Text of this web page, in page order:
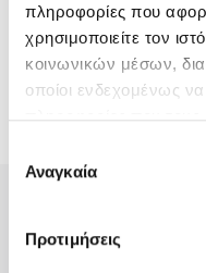
πληροφορίες που
χρησιμοποιείτε τον
κοινωνικών μέσων,
οποίοι ενδεχομένως
πληροφορίες που τους
των υπηρεσιών τους.
συγκατάθεσης
Αναγκαία
Προτιμήσεις
Ανδρική
23,95€